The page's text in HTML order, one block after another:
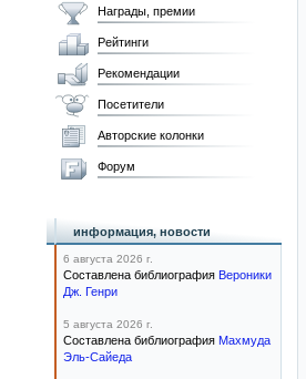
Награды, премии
Рейтинги
Рекомендации
Посетители
Авторские колонки
Форум
информация, новости
6 августа 2026 г.
Составлена библиография Вероники
Дж. Генри
5 августа 2026 г.
Составлена библиография Махмуда
Эль-Сайеда